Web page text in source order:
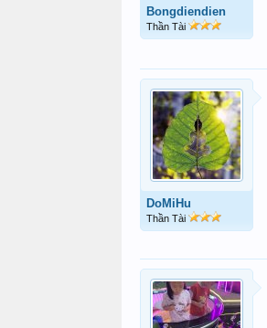
Bongdiendien
Thần Tài
DoMiHu
Thần Tài